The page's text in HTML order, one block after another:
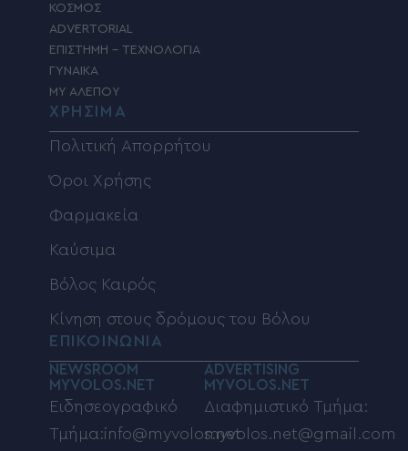
ΚΟΣΜΟΣ
ADVERTORIAL
ΕΠΙΣΤΗΜΗ – ΤΕΧΝΟΛΟΓΙΑ
ΓΥΝΑΙΚΑ
MY ΑΛΕΠΟΥ
ΧΡΗΣΙΜΑ
Πολιτική Απορρήτου
Όροι Χρήσης
Φαρμακεία
Καύσιμα
Βόλος Καιρός
Κίνηση στους δρόμους του Βόλου
ΕΠΙΚΟΙΝΩΝΙΑ
NEWSROOM
MYVOLOS.NET
Ειδησεογραφικό
Τμήμα:info@myvolos.net
ADVERTISING
MYVOLOS.NET
Διαφημιστικό Τμήμα:
myvolos.net@gmail.com